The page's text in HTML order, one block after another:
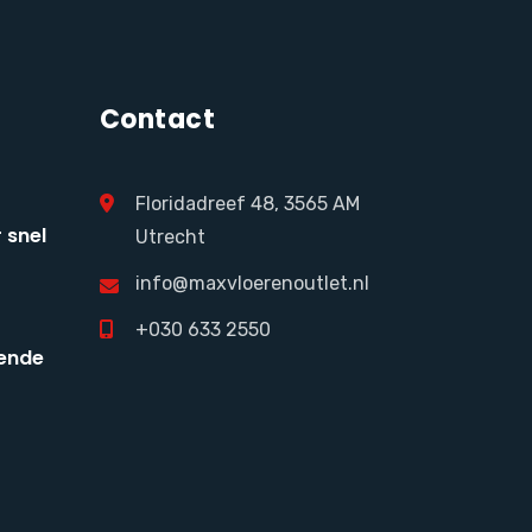
Contact
Floridadreef 48, 3565 AM
Utrecht
info@maxvloerenoutlet.nl
+030 633 2550